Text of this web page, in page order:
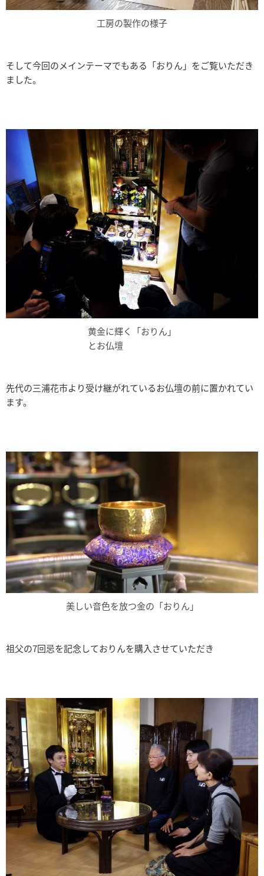
工房の製作の様子
そして今回のメインテーマでもある「おりん」をご覧いただき
ました。
黄金に輝く「おりん」
とお仏壇
先代の三浦花市より受け継がれているお仏壇の前に置かれてい
ます。
美しい音色を放つ金の「おりん」
祖父の7回忌を記念しておりんを購入させていただき